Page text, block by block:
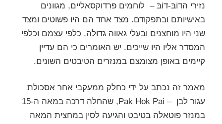
נזירי הדוֹבּ-דוֹבּ – לוחמים פרדוקסאליים, מגוונים
באישיותם ובתפקודם. מצד אחד הם היו פשוטים ומצד
שני היו מוחצנים ובעלי גאווה גדולה, כלפי עצמם וכלפי
המסדר אליו היו שייכים. יש האומרים כי הם עדיין
קיימים באופן מצומצם במנזרים הטיבטים השונים.
מאמר זה נכתב על ידי כחלק ממעקבי אחר אסכולת
עגור לבן – Pak Hok Pai, שהחלה דרכה במאה ה-15
במנזר פוטאלה בטיבט והגיעה לסין במחצית המאה